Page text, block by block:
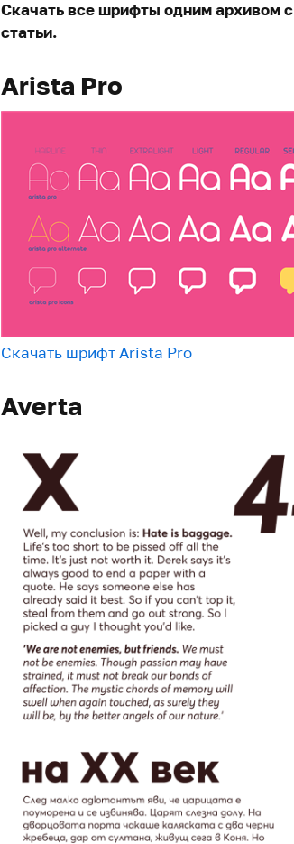
Скачать все шрифты одним архивом
статьи.
Arista Pro
Скачать шрифт Arista Pro
Averta